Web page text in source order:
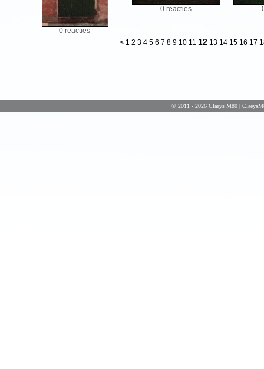
0 reacties
0 reacties
< 1 2 3 4 5 6 7 8 9 10 11 12 13 14 15 16 17
© 2011 - 2026 Claeys M80 |